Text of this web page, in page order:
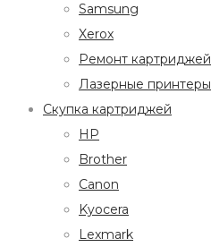
Samsung
Xerox
Ремонт картриджей
Лазерные принтеры
Скупка картриджей
HP
Brother
Canon
Kyocera
Lexmark